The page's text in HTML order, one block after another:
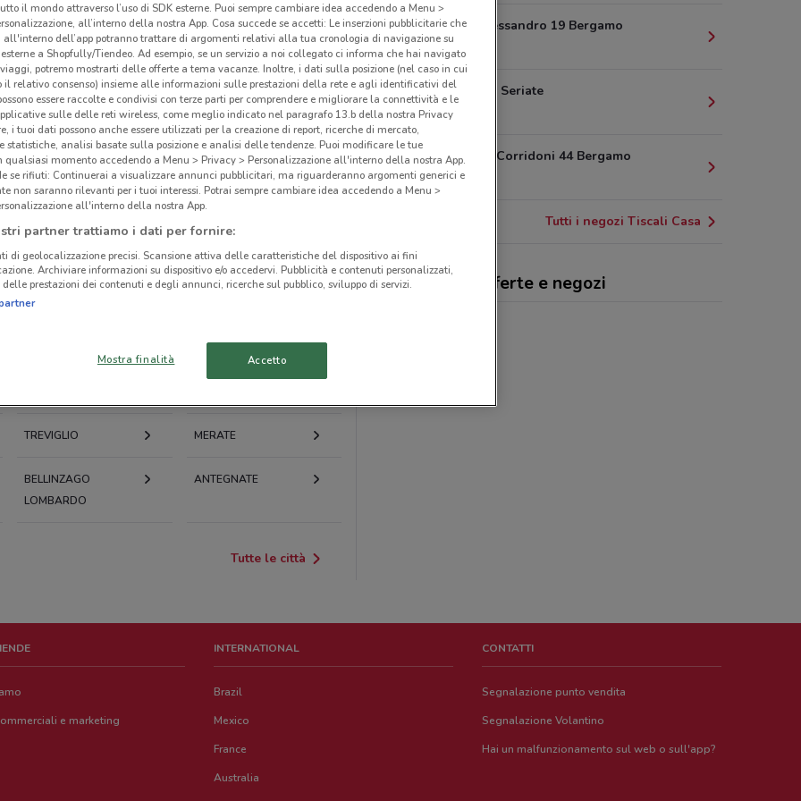
SERIATE
TREVIGLIO MERATE
BELLINZAGO
LOMBARDO
ANTEGNATE
Tutte le città
Via Sant'alessandro 19 Bergamo
2.5 km
Via Italia 49 Seriate
4.3 km
Via Filippo Corridoni 44 Bergamo
4.6 km
Tutti i negozi Tiscali Casa
Tiscali Casa, offerte e negozi
e marketing
INTERNATIONAL
Brazil
Mexico
France
Australia
CONTATTI
Segnalazione punto vendita
Segnalazione Volantino
Hai un malfunzionamento sul web o sull'app?
il mondo attraverso l’uso di SDK esterne. Puoi sempre cambiare idea accedendo a Menu >
all’interno della nostra App. Cosa succede se accetti: Le inserzioni pubblicitarie che
all'interno dell’app potranno trattare di argomenti relativi alla tua cronologia di navigazione su
a Shopfully/Tiendeo. Ad esempio, se un servizio a noi collegato ci informa che hai navigato
potremo mostrarti delle offerte a tema vacanze. Inoltre, i dati sulla posizione (nel caso in cui
il relativo consenso) insieme alle informazioni sulle prestazioni della rete e agli identificativi del
essere raccolte e condivisi con terze parti per comprendere e migliorare la connettività e le
sulle delle reti wireless, come meglio indicato nel paragrafo 13.b della nostra Privacy
i tuoi dati possono anche essere utilizzati per la creazione di report, ricerche di mercato,
statistiche, analisi basate sulla posizione e analisi delle tendenze. Puoi modificare le tue
qualsiasi momento accedendo a Menu > Privacy > Personalizzazione all'interno della nostra App.
se rifiuti: Continuerai a visualizzare annunci pubblicitari, ma riguarderanno argomenti generici e
non saranno rilevanti per i tuoi interessi. Potrai sempre cambiare idea accedendo a Menu >
all'interno della nostra App.
partner trattiamo i dati per fornire:
di geolocalizzazione precisi. Scansione attiva delle caratteristiche del dispositivo ai fini
Archiviare informazioni su dispositivo e/o accedervi. Pubblicità e contenuti personalizzati,
prestazioni dei contenuti e degli annunci, ricerche sul pubblico, sviluppo di servizi.
Mostra finalità Accetto